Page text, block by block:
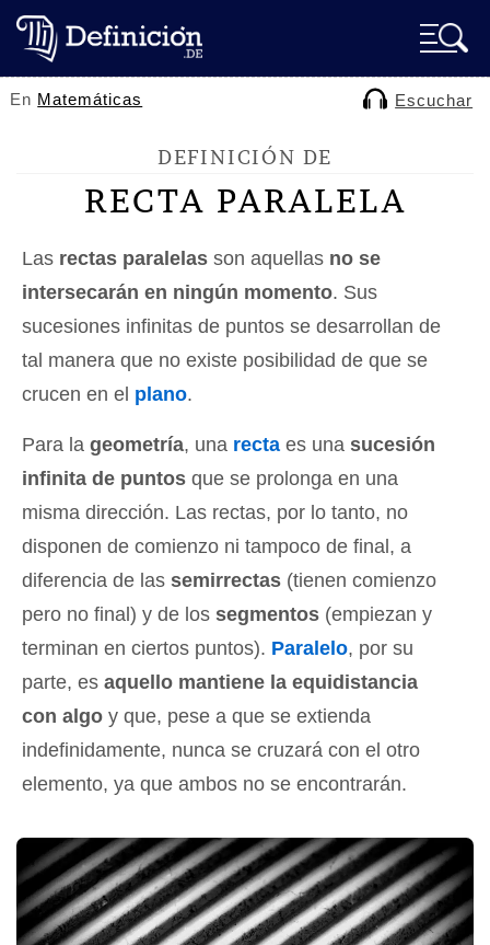
En Matemáticas Escuchar
DEFINICIÓN DE
RECTA PARALELA
Las rectas paralelas son aquellas no se
intersecarán en ningún momento. Sus
sucesiones infinitas de puntos se desarrollan de
tal manera que no existe posibilidad de que se
crucen en el plano.
Para la geometría, una recta es una sucesión
infinita de puntos que se prolonga en una
misma dirección. Las rectas, por lo tanto, no
disponen de comienzo ni tampoco de final, a
diferencia de las semirrectas (tienen comienzo
pero no final) y de los segmentos (empiezan y
terminan en ciertos puntos). Paralelo, por su
parte, es aquello mantiene la equidistancia
con algo y que, pese a que se extienda
indefinidamente, nunca se cruzará con el otro
elemento, ya que ambos no se encontrarán.